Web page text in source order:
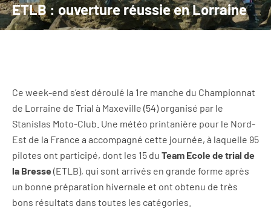
ETLB : ouverture réussie en Lorraine
Ce week-end s’est déroulé la 1re manche du Championnat
de Lorraine de Trial à Maxeville (54) organisé par le
Stanislas Moto-Club. Une météo printanière pour le Nord-
Est de la France a accompagné cette journée, à laquelle 95
pilotes ont participé, dont les 15 du Team Ecole de trial de
la Bresse (ETLB), qui sont arrivés en grande forme après
un bonne préparation hivernale et ont obtenu de très
bons résultats dans toutes les catégories.